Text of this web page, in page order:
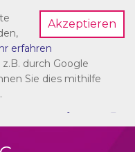
Account
Akzeptieren
erfahren
durch Google
Sie dies mithilfe
.